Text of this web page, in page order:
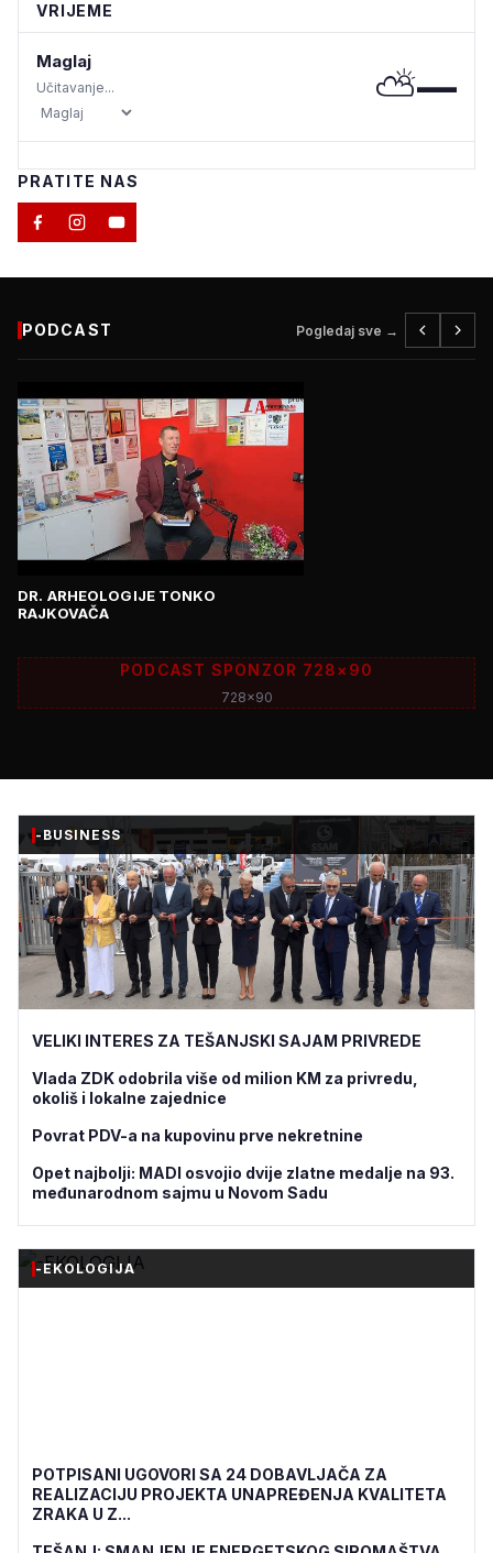
VRIJEME
Maglaj
Učitavanje... ⛅—
PRATITE NAS
PODCAST Pogledaj sve →
DR. ARHEOLOGIJE TONKO
RAJKOVAČA
PODCAST SPONZOR 728×90
728x90
-BUSINESS
VELIKI INTERES ZA TEŠANJSKI SAJAM PRIVREDE
Vlada ZDK odobrila više od milion KM za privredu,
okoliš i lokalne zajednice
Povrat PDV-a na kupovinu prve nekretnine
Opet najbolji: MADI osvojio dvije zlatne medalje na 93.
međunarodnom sajmu u Novom Sadu
-EKOLOGIJA
POTPISANI UGOVORI SA 24 DOBAVLJAČA ZA
REALIZACIJU PROJEKTA UNAPREĐENJA KVALITETA
ZRAKA U Z...